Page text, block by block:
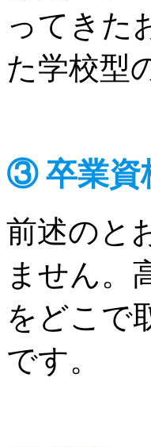
ってきた
た学校型
③ 卒業資
前述のと
ません。
をどこで
です。